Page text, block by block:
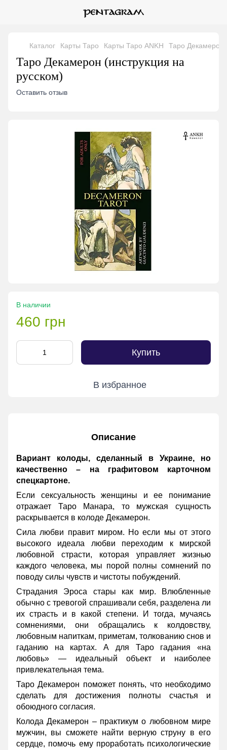
Каталог Карты Таро Карты Таро ANKH Таро Декамерон
Таро Декамерон (инструкция на
русском)
Оставить отзыв
В наличии
460 грн
Купить
В избранное
Описание
Вариант колоды, сделанный в Украине, но
качественно – на графитовом карточном
спецкартоне.
Если сексуальность женщины и ее понимание
отражает Таро Манара, то мужская сущность
раскрывается в колоде Декамерон.
Сила любви правит миром. Но если мы от этого
высокого идеала любви переходим к мирской
любовной страсти, которая управляет жизнью
каждого человека, мы порой полны сомнений по
поводу силы чувств и чистоты побуждений.
Страдания Эроса стары как мир. Влюбленные
обычно с тревогой спрашивали себя, разделена ли
их страсть и в какой степени. И тогда, мучаясь
сомнениями, они обращались к колдовству,
любовным напиткам, приметам, толкованию снов и
гаданию на картах. А для Таро гадания «на
любовь» — идеальный объект и наиболее
привлекательная тема.
Таро Декамерон поможет понять, что необходимо
сделать для достижения полноты счастья и
обоюдного согласия.
Колода Декамерон – практикум о любовном мире
мужчин, вы сможете найти верную струну в его
сердце, помочь ему проработать психологические